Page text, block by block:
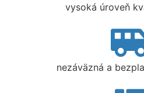
vysoká úroveň
nezáväzná a